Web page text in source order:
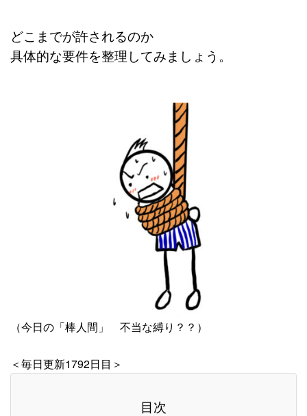
どこまでが許されるのか
具体的な要件を整理してみましょう。
（今日の「棒人間」 不当な縛り？？）
＜毎日更新1792日目＞
目次